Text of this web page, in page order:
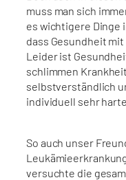
muss man sich
es wichtigere Dinge
dass Gesundheit
Leider ist
schlimmen
selbstverständlich
individuell sehr
So auch unser
versuchte die